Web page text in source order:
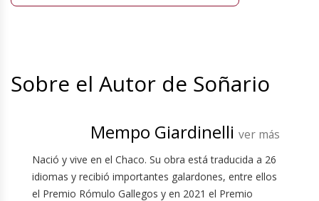
Sobre el Autor de Soñario
Mempo Giardinelli ver más
Nació y vive en el Chaco. Su obra está traducida a 26
idiomas y recibió importantes galardones, entre ellos
el Premio Rómulo Gallegos y en 2021 el Premio